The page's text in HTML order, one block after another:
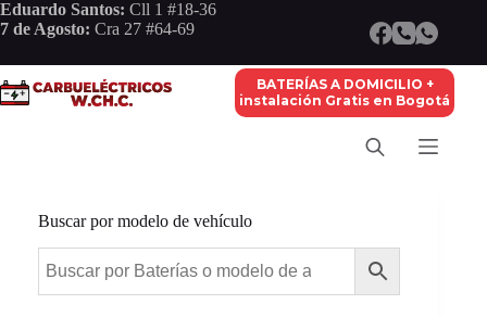
Saltar
al
Eduardo Santos: Cll 1 #18-36
7 de Agosto: Cra 27 #64-69
BATERÍAS A DOMICILIO +
instalación Gratis en Bogotá
Buscar por modelo de vehículo